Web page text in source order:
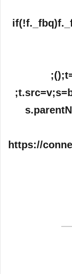
‘https://